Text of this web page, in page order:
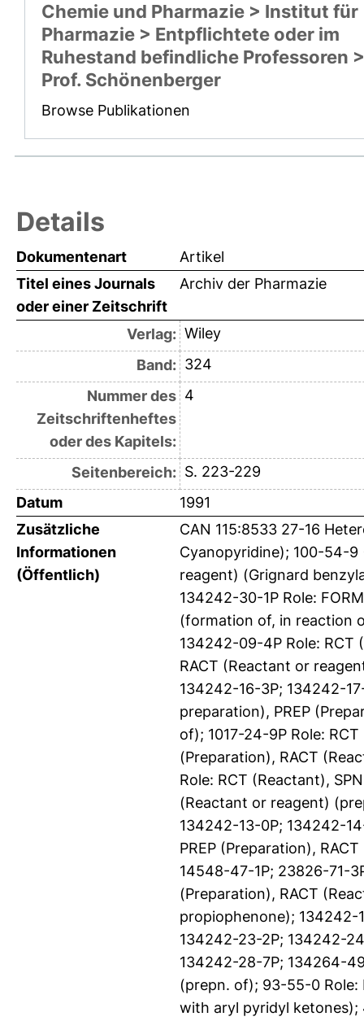
Chemie und Pharmazie > Institut für
Pharmazie > Entpflichtete oder im
Ruhestand befindliche Professoren >
Prof. Schönenberger
Browse Publikationen
Details
Dokumentenart
Artikel
Titel eines Journals
oder einer Zeitschrift
Archiv der Pharmazie
Verlag: Wiley
Band: 324
Nummer des
Zeitschriftenheftes
oder des Kapitels:
4
Seitenbereich: S. 223-229
Datum
1991
Zusätzliche
Informationen
(Öffentlich)
CAN 115:8533 27-16
Cyanopyridine); 100-54-9
reagent) (Grignard
134242-30-1P Role:
(formation of, in reaction
134242-09-4P Role: RCT
RACT (Reactant or
134242-16-3P; 134242-
preparation), PREP
of); 1017-24-9P Role:
(Preparation), RACT
Role: RCT (Reactant),
(Reactant or reagent)
134242-13-0P; 134242-
PREP (Preparation),
14548-47-1P; 23826-71-
(Preparation), RACT
propiophenone); 134242-
134242-23-2P; 134242-
134242-28-7P; 134264-
(prepn. of); 93-55-0 Role:
with aryl pyridyl